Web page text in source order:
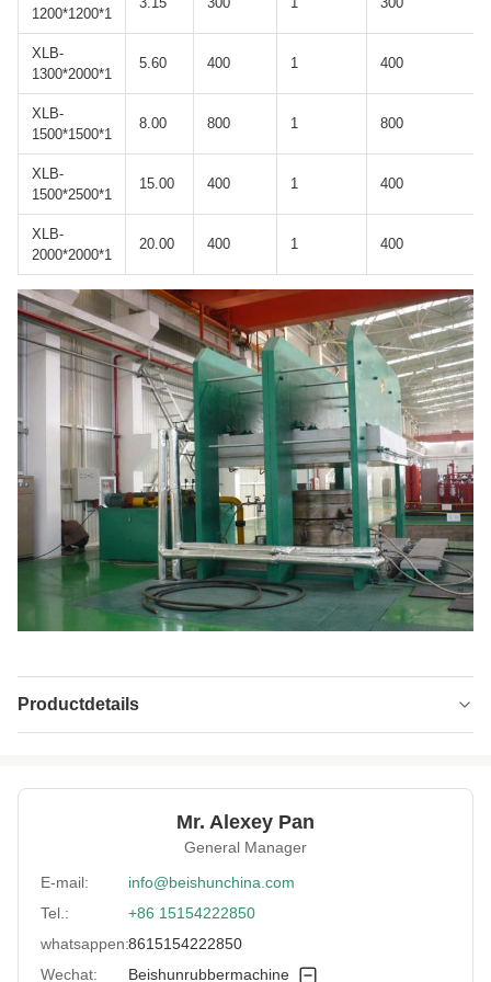
1200*1200*1
XLB-
1300*2000*1
5.60 400 1 400
XLB-
1500*1500*1
8.00 800 1 800
XLB-
1500*2500*1
15.00 400 1 400
XLB-
2000*2000*1
20.00 400 1 400
Productdetails
Warranty: 2 jaar
Nieuw
After-Sales
Service Provided:
Ingenieurs die beschikbaar zijn voor het
onderhoud van machines in het
buitenland,technische videoon
Type:
Vulcanisator, vulkaniseerpers met degel,
gevulkaniseerd plaatrubber
Mr. Alexey Pan
General Manager
E-mail:
info@beishunchina.com
Tel.:
+86 15154222850
whatsappen:8615154222850
Wechat:
Beishunrubbermachine